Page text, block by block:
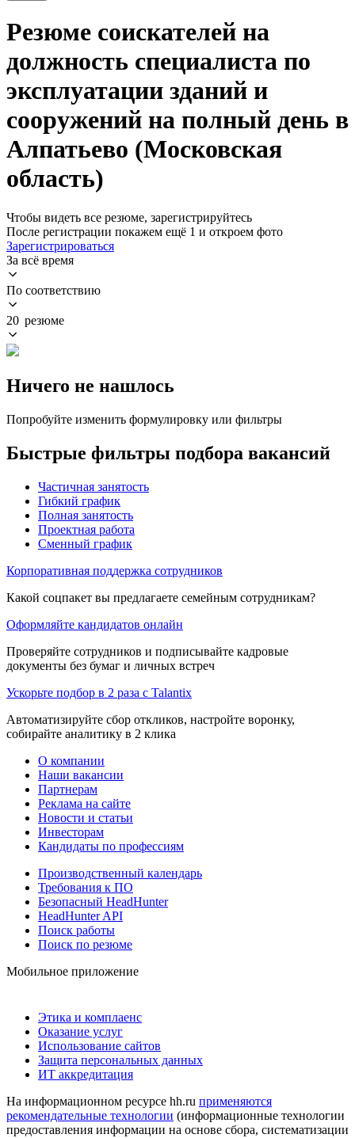
Резюме соискателей на
должность специалиста по
эксплуатации зданий и
сооружений на полный день в
Алпатьево (Московская
область)
Чтобы видеть все резюме, зарегистрируйтесь
После регистрации покажем ещё 1 и откроем фото
Зарегистрироваться
За всё время
По соответствию
20 резюме
Ничего не нашлось
Попробуйте изменить формулировку или фильтры
Быстрые фильтры подбора вакансий
Частичная занятость
Гибкий график
Полная занятость
Проектная работа
Сменный график
Корпоративная поддержка сотрудников
Какой соцпакет вы предлагаете семейным сотрудникам?
Оформляйте кандидатов онлайн
Проверяйте сотрудников и подписывайте кадровые
документы без бумаг и личных встреч
Ускорьте подбор в 2 раза с Talantix
Автоматизируйте сбор откликов, настройте воронку,
собирайте аналитику в 2 клика
О компании
Наши вакансии
Партнерам
Реклама на сайте
Новости и статьи
Инвесторам
Кандидаты по профессиям
Производственный календарь
Требования к ПО
Безопасный HeadHunter
HeadHunter API
Поиск работы
Поиск по резюме
Мобильное приложение
Этика и комплаенс
Оказание услуг
Использование сайтов
Защита персональных данных
ИТ аккредитация
На информационном ресурсе hh.ru применяются
рекомендательные технологии (информационные технологии
предоставления информации на основе сбора, систематизации